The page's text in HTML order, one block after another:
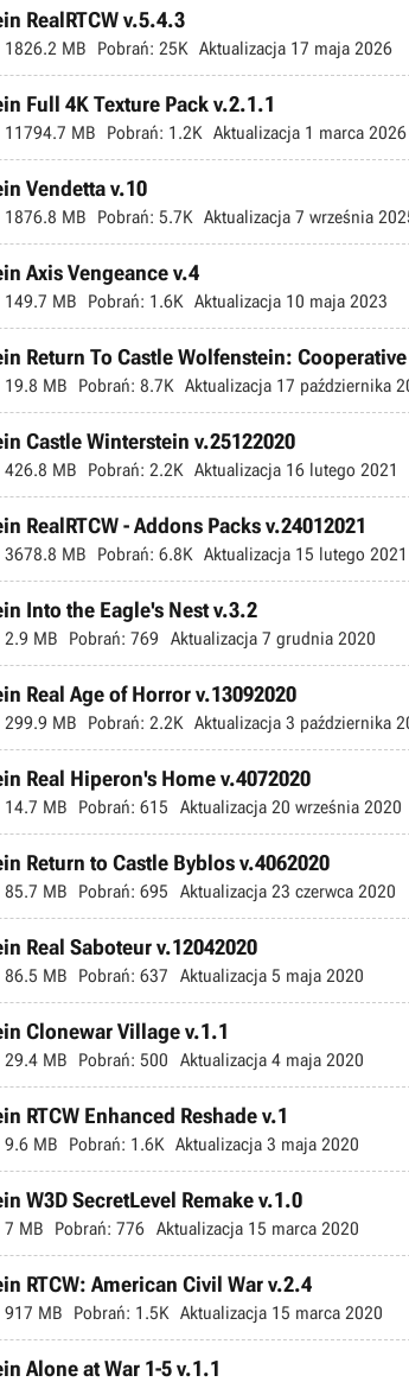
RealRTCW v.5.4.3
1826.2 MB Pobrań: 25K Aktualizacja 17 maja 2026
Full 4K Texture Pack v.2.1.1
11794.7 MB Pobrań: 1.2K Aktualizacja 1 marca 2026
Vendetta v.10
1876.8 MB Pobrań: 5.7K Aktualizacja 7 września
Axis Vengeance v.4
149.7 MB Pobrań: 1.6K Aktualizacja 10 maja 2023
Return To Castle Wolfenstein:
19.8 MB Pobrań: 8.7K Aktualizacja 17 października
Castle Winterstein v.25122020
426.8 MB Pobrań: 2.2K Aktualizacja 16 lutego 2021
RealRTCW - Addons Packs v.24012021
3678.8 MB Pobrań: 6.8K Aktualizacja 15 lutego 2021
Into the Eagle's Nest v.3.2
2.9 MB Pobrań: 769 Aktualizacja 7 grudnia 2020
Real Age of Horror v.13092020
299.9 MB Pobrań: 2.2K Aktualizacja 3 października
Real Hiperon's Home v.4072020
14.7 MB Pobrań: 615 Aktualizacja 20 września 2020
Return to Castle Byblos v.4062020
85.7 MB Pobrań: 695 Aktualizacja 23 czerwca 2020
Real Saboteur v.12042020
86.5 MB Pobrań: 637 Aktualizacja 5 maja 2020
Clonewar Village v.1.1
29.4 MB Pobrań: 500 Aktualizacja 4 maja 2020
RTCW Enhanced Reshade v.1
9.6 MB Pobrań: 1.6K Aktualizacja 3 maja 2020
W3D SecretLevel Remake v.1.0
7 MB Pobrań: 776 Aktualizacja 15 marca 2020
RTCW: American Civil War v.2.4
917 MB Pobrań: 1.5K Aktualizacja 15 marca 2020
Alone at War 1-5 v.1.1